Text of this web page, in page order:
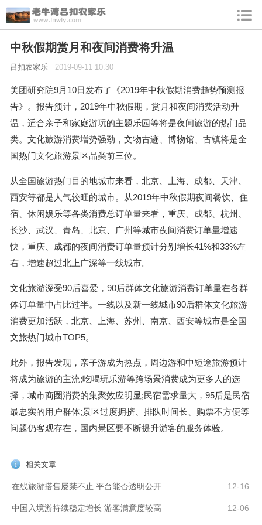
中秋假期赏月和夜间消费将升温
吕扣农家乐 2019-09-11 10:30
美团研究院9月10日发布了《2019年中秋假期消费趋势预测报
告》。报告预计，2019年中秋假期，赏月和夜间消费活动升
温，适合亲子和家庭游玩的主题乐园等将是夜间旅游的热门品
类。文化旅游消费增势强劲，文物古迹、博物馆、古镇将是全
国热门文化旅游景区品类前三位。
从全国旅游热门目的地城市来看，北京、上海、成都、天津、
西安等都是人气较旺的城市。从2019年中秋假期夜间餐饮、住
宿、休闲娱乐等各类消费总订单量来看，重庆、成都、杭州、
长沙、武汉、青岛、北京、广州等城市夜间消费订单量增速
快，重庆、成都的夜间消费订单量预计分别增长41%和33%左
右，增速超过北上广深等一线城市。
文化旅游深受90后喜爱，90后群体文化旅游消费订单量在各群
体订单量中占比过半。一线以及新一线城市90后群体文化旅游
消费更加活跃，北京、上海、苏州、南京、西安等城市是全国
文旅热门城市TOP5。
此外，报告发现，亲子游成为热点，周边游和中短途旅游预计
将成为旅游的主流;吃喝玩乐游等跨场景消费成为更多人的选
择，城市商圈消费的集聚效应明显;民宿需求量大，95后是民宿
最忠实的用户群体;景区过度拥挤、排队时间长、购票不方便等
问题仍客观存在，国内景区要不断提升游客的服务体验。
相关文章
在线旅游搭售屡禁不止 平台能否透明公开 12-16
中国入境游持续稳定增长 游客满意度较高 12-06